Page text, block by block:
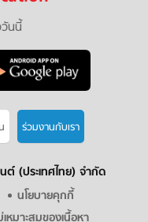
นนี้
ร่วมงานกับเรา
ต์ (ประเทศไทย) จำกัด
นโยบายคุกกี้